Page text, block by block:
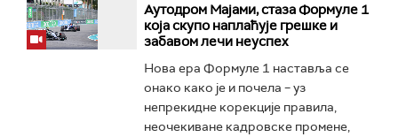
Аутодром Мајами, стаза Формуле 1
која скупо наплаћује грешке и
забавом лечи неуспех
Нова ера Формуле 1 наставља се
онако како је и почела – уз
непрекидне корекције правила,
неочекиване кадровске промене,